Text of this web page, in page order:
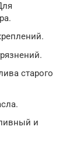
старого
и